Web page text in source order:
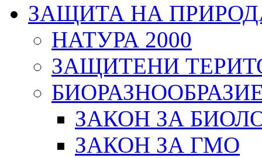
ЗАЩИТА НА
НАТУРА 2000
ЗАЩИТЕНИ
ЗАКОН ЗА
ЗАКОН ЗА ГМО